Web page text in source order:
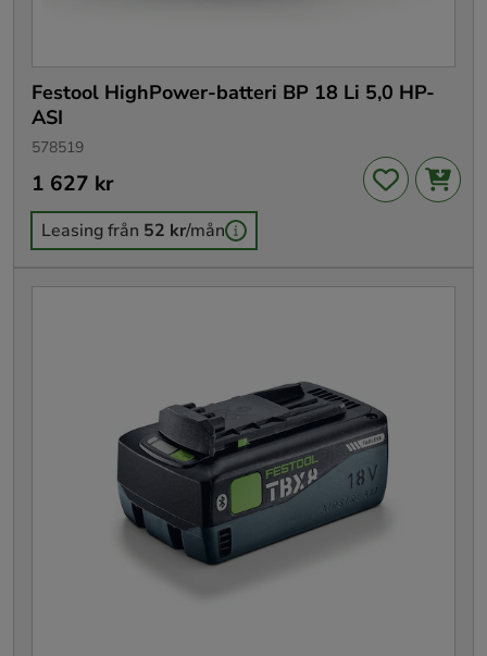
Festool HighPower-batteri BP 18 Li 5,0 HP-
ASI
578519
Pris:1 627 kr
1 627 kr
Leasing från 52 kr/mån